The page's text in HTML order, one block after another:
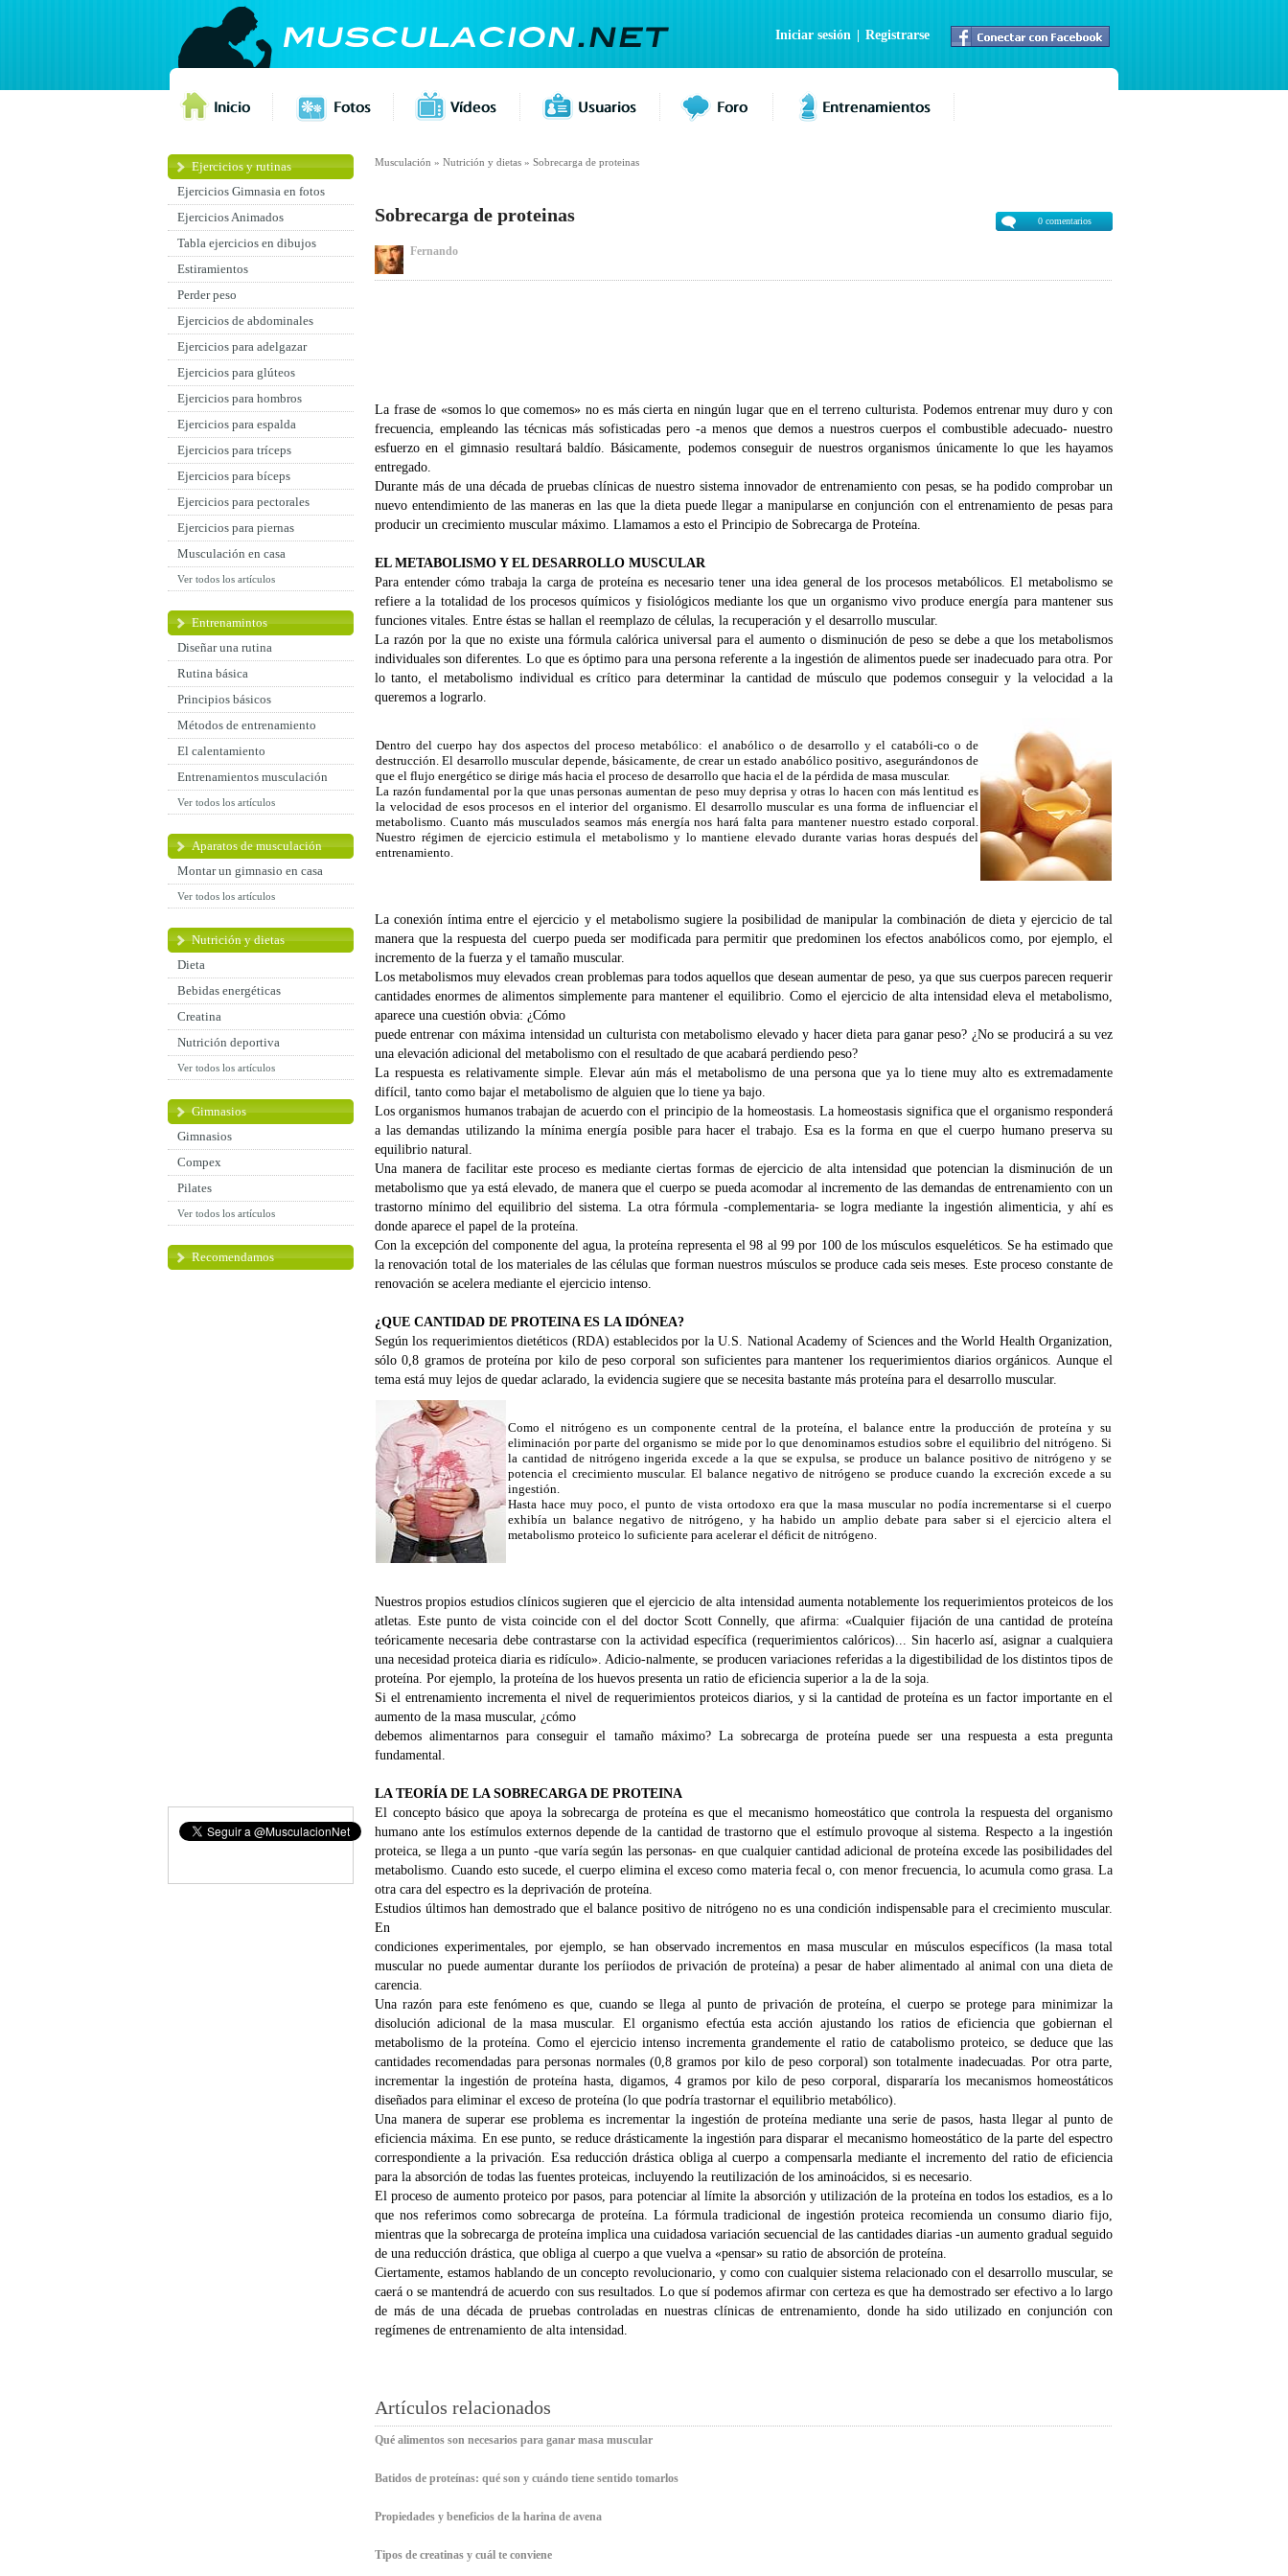
Registrarse
Iniciar sesión
Ejercicios y rutinas
Ejercicios Gimnasia en fotos
Ejercicios Animados
Tabla ejercicios en dibujos
Estiramientos
Perder peso
Ejercicios de abdominales
Ejercicios para adelgazar
Ejercicios para glúteos
Ejercicios para hombros
Ejercicios para espalda
Ejercicios para tríceps
Ejercicios para bíceps
Ejercicios para pectorales
Ejercicios para piernas
Musculación en casa
Ver todos los artículos
Entrenamintos
Diseñar una rutina
Rutina básica
Principios básicos
Métodos de entrenamiento
El calentamiento
Entrenamientos musculación
Ver todos los artículos
Aparatos de musculación
Montar un gimnasio en casa
Ver todos los artículos
Nutrición y dietas
Dieta
Bebidas energéticas
Creatina
Nutrición deportiva
Ver todos los artículos
Gimnasios
Gimnasios
Compex
Pilates
Ver todos los artículos
Recomendamos
Musculación » Nutrición y dietas » Sobrecarga de proteinas
0 comentarios
Sobrecarga de proteinas
Fernando
La frase de «somos lo que comemos» no es más cierta en ningún lugar que en el terreno culturista. Podemos entrenar muy duro y con
frecuencia, empleando las técnicas más sofisticadas pero -a menos que demos a nuestros cuerpos el combustible adecuado- nuestro
esfuerzo en el gimnasio resultará baldío. Básicamente, podemos conseguir de nuestros organismos únicamente lo que les hayamos
entregado.
Durante más de una década de pruebas clínicas de nuestro sistema innovador de entrenamiento con pesas, se ha podido comprobar un
nuevo entendimiento de las maneras en las que la dieta puede llegar a manipularse en conjunción con el entrenamiento de pesas para
producir un crecimiento muscular máximo. Llamamos a esto el Principio de Sobrecarga de Proteína.
EL METABOLISMO Y EL DESARROLLO MUSCULAR
Para entender cómo trabaja la carga de proteína es necesario tener una idea general de los procesos metabólicos. El metabolismo se
refiere a la totalidad de los procesos químicos y fisiológicos mediante los que un organismo vivo produce energía para mantener sus
funciones vitales. Entre éstas se hallan el reemplazo de células, la recuperación y el desarrollo muscular.
La razón por la que no existe una fórmula calórica universal para el aumento o disminución de peso se debe a que los metabolismos
individuales son diferentes. Lo que es óptimo para una persona referente a la ingestión de alimentos puede ser inadecuado para otra. Por
lo tanto, el metabolismo individual es crítico para determinar la cantidad de músculo que podemos conseguir y la velocidad a la
queremos a lograrlo.
Dentro del cuerpo hay dos aspectos del proceso metabólico: el anabólico o de desarrollo y el catabóli-co o de
destrucción. El desarrollo muscular depende, básicamente, de crear un estado anabólico positivo, asegurándonos de
que el flujo energético se dirige más hacia el proceso de desarrollo que hacia el de la pérdida de masa muscular.
La razón fundamental por la que unas personas aumentan de peso muy deprisa y otras lo hacen con más lentitud es
la velocidad de esos procesos en el interior del organismo. El desarrollo muscular es una forma de influenciar el
metabolismo. Cuanto más musculados seamos más energía nos hará falta para mantener nuestro estado corporal.
Nuestro régimen de ejercicio estimula el metabolismo y lo mantiene elevado durante varias horas después del
entrenamiento.
La conexión íntima entre el ejercicio y el metabolismo sugiere la posibilidad de manipular la combinación de dieta y ejercicio de tal
manera que la respuesta del cuerpo pueda ser modificada para permitir que predominen los efectos anabólicos como, por ejemplo, el
incremento de la fuerza y el tamaño muscular.
Los metabolismos muy elevados crean problemas para todos aquellos que desean aumentar de peso, ya que sus cuerpos parecen requerir
cantidades enormes de alimentos simplemente para mantener el equilibrio. Como el ejercicio de alta intensidad eleva el metabolismo,
aparece una cuestión obvia: ¿Cómo
puede entrenar con máxima intensidad un culturista con metabolismo elevado y hacer dieta para ganar peso? ¿No se producirá a su vez
una elevación adicional del metabolismo con el resultado de que acabará perdiendo peso?
La respuesta es relativamente simple. Elevar aún más el metabolismo de una persona que ya lo tiene muy alto es extremadamente
difícil, tanto como bajar el metabolismo de alguien que lo tiene ya bajo.
Los organismos humanos trabajan de acuerdo con el principio de la homeostasis. La homeostasis significa que el organismo responderá
a las demandas utilizando la mínima energía posible para hacer el trabajo. Esa es la forma en que el cuerpo humano preserva su
equilibrio natural.
Una manera de facilitar este proceso es mediante ciertas formas de ejercicio de alta intensidad que potencian la disminución de un
metabolismo que ya está elevado, de manera que el cuerpo se pueda acomodar al incremento de las demandas de entrenamiento con un
trastorno mínimo del equilibrio del sistema. La otra fórmula -complementaria- se logra mediante la ingestión alimenticia, y ahí es
donde aparece el papel de la proteína.
Con la excepción del componente del agua, la proteína representa el 98 al 99 por 100 de los músculos esqueléticos. Se ha estimado que
la renovación total de los materiales de las células que forman nuestros músculos se produce cada seis meses. Este proceso constante de
renovación se acelera mediante el ejercicio intenso.
¿QUE CANTIDAD DE PROTEINA ES LA IDÓNEA?
Según los requerimientos dietéticos (RDA) establecidos por la U.S. National Academy of Sciences and the World Health Organization,
sólo 0,8 gramos de proteína por kilo de peso corporal son suficientes para mantener los requerimientos diarios orgánicos. Aunque el
tema está muy lejos de quedar aclarado, la evidencia sugiere que se necesita bastante más proteína para el desarrollo muscular.
Como el nitrógeno es un componente central de la proteína, el balance entre la producción de proteína y su
eliminación por parte del organismo se mide por lo que denominamos estudios sobre el equilibrio del nitrógeno. Si
la cantidad de nitrógeno ingerida excede a la que se expulsa, se produce un balance positivo de nitrógeno y se
potencia el crecimiento muscular. El balance negativo de nitrógeno se produce cuando la excreción excede a su
ingestión.
Hasta hace muy poco, el punto de vista ortodoxo era que la masa muscular no podía incrementarse si el cuerpo
exhibía un balance negativo de nitrógeno, y ha habido un amplio debate para saber si el ejercicio altera el
metabolismo proteico lo suficiente para acelerar el déficit de nitrógeno.
Nuestros propios estudios clínicos sugieren que el ejercicio de alta intensidad aumenta notablemente los requerimientos proteicos de los
atletas. Este punto de vista coincide con el del doctor Scott Connelly, que afirma: «Cualquier fijación de una cantidad de proteína
teóricamente necesaria debe contrastarse con la actividad específica (requerimientos calóricos)... Sin hacerlo así, asignar a cualquiera
una necesidad proteica diaria es ridículo». Adicio-nalmente, se producen variaciones referidas a la digestibilidad de los distintos tipos de
proteína. Por ejemplo, la proteína de los huevos presenta un ratio de eficiencia superior a la de la soja.
Si el entrenamiento incrementa el nivel de requerimientos proteicos diarios, y si la cantidad de proteína es un factor importante en el
aumento de la masa muscular, ¿cómo
debemos alimentarnos para conseguir el tamaño máximo? La sobrecarga de proteína puede ser una respuesta a esta pregunta
fundamental.
LA TEORÍA DE LA SOBRECARGA DE PROTEINA
El concepto básico que apoya la sobrecarga de proteína es que el mecanismo homeostático que controla la respuesta del organismo
humano ante los estímulos externos depende de la cantidad de trastorno que el estímulo provoque al sistema. Respecto a la ingestión
proteica, se llega a un punto -que varía según las personas- en que cualquier cantidad adicional de proteína excede las posibilidades del
metabolismo. Cuando esto sucede, el cuerpo elimina el exceso como materia fecal o, con menor frecuencia, lo acumula como grasa. La
otra cara del espectro es la deprivación de proteína.
Estudios últimos han demostrado que el balance positivo de nitrógeno no es una condición indispensable para el crecimiento muscular.
En
condiciones experimentales, por ejemplo, se han observado incrementos en masa muscular en músculos específicos (la masa total
muscular no puede aumentar durante los períiodos de privación de proteína) a pesar de haber alimentado al animal con una dieta de
carencia.
Una razón para este fenómeno es que, cuando se llega al punto de privación de proteína, el cuerpo se protege para minimizar la
disolución adicional de la masa muscular. El organismo efectúa esta acción ajustando los ratios de eficiencia que gobiernan el
metabolismo de la proteína. Como el ejercicio intenso incrementa grandemente el ratio de catabolismo proteico, se deduce que las
cantidades recomendadas para personas normales (0,8 gramos por kilo de peso corporal) son totalmente inadecuadas. Por otra parte,
incrementar la ingestión de proteína hasta, digamos, 4 gramos por kilo de peso corporal, dispararía los mecanismos homeostáticos
diseñados para eliminar el exceso de proteína (lo que podría trastornar el equilibrio metabólico).
Una manera de superar ese problema es incrementar la ingestión de proteína mediante una serie de pasos, hasta llegar al punto de
eficiencia máxima. En ese punto, se reduce drásticamente la ingestión para disparar el mecanismo homeostático de la parte del espectro
correspondiente a la privación. Esa reducción drástica obliga al cuerpo a compensarla mediante el incremento del ratio de eficiencia
para la absorción de todas las fuentes proteicas, incluyendo la reutilización de los aminoácidos, si es necesario.
El proceso de aumento proteico por pasos, para potenciar al límite la absorción y utilización de la proteína en todos los estadios, es a lo
que nos referimos como sobrecarga de proteína. La fórmula tradicional de ingestión proteica recomienda un consumo diario fijo,
mientras que la sobrecarga de proteína implica una cuidadosa variación secuencial de las cantidades diarias -un aumento gradual seguido
de una reducción drástica, que obliga al cuerpo a que vuelva a «pensar» su ratio de absorción de proteína.
Ciertamente, estamos hablando de un concepto revolucionario, y como con cualquier sistema relacionado con el desarrollo muscular, se
caerá o se mantendrá de acuerdo con sus resultados. Lo que sí podemos afirmar con certeza es que ha demostrado ser efectivo a lo largo
de más de una década de pruebas controladas en nuestras clínicas de entrenamiento, donde ha sido utilizado en conjunción con
regímenes de entrenamiento de alta intensidad.
Artículos relacionados
Qué alimentos son necesarios para ganar masa muscular
Batidos de proteínas: qué son y cuándo tiene sentido tomarlos
Propiedades y beneficios de la harina de avena
Tipos de creatinas y cuál te conviene